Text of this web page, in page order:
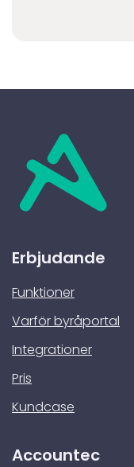
Erbjudande
Funktioner
Varför byråportal
Integrationer
Pris
Kundcase
Accountec